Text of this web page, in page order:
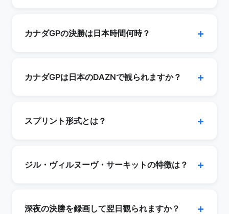
ィルヌーヴ・サーキットで開催されます。スプリ
カナダGPの決勝は日本時間何時？
午後14時頃スタートが一般的で、日本時間では
確認してください。
カナダGPは日本のDAZNで観られますか？
ため、カナダGPもDAZNで日本語実況・解説で
スプリント形式とは？
トで、土曜に約100kmの短距離レースが行わ
体での順位に影響します。
ジル・ヴィルヌーヴ・サーキットの特徴は？
サーキットで、距離4.361km・全14コーナー。壁
深夜の決勝を録画して翌日観られますか？